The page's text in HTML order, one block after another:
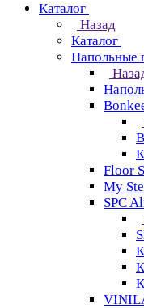
Каталог
Назад
Каталог
Напольные
Floor
My
SPC